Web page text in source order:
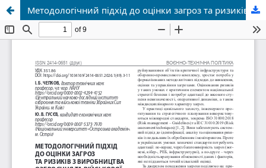
Методологічний підхід до оцінки загроз та ризиків з виробництва озброєння та військової техніки через маштабні руйнування об'єктів критичної інфраструктури (оборонно-промислового комплексу)